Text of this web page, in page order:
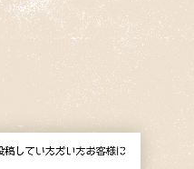
All rights reserved.